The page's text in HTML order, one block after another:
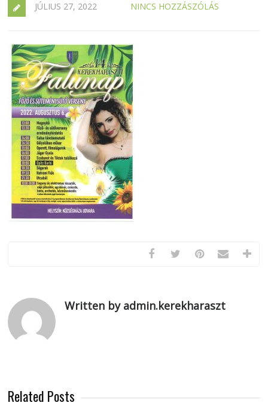
JÚLIUS 27, 2022 NINCS HOZZÁSZÓLÁS
Written by admin.kerekharaszt
Related Posts